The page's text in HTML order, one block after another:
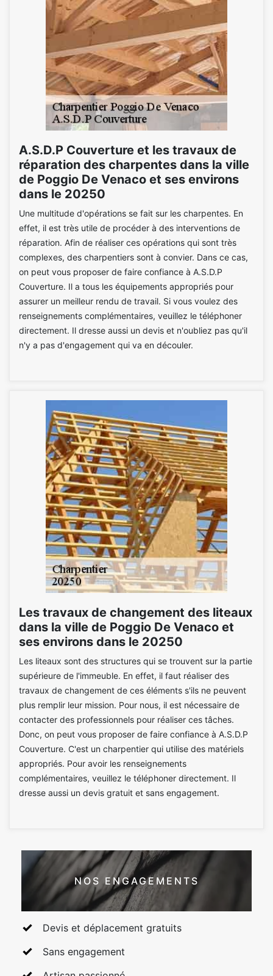
A.S.D.P Couverture et les travaux de
réparation des charpentes dans la ville
de Poggio De Venaco et ses environs
dans le 20250
Une multitude d'opérations se fait sur les charpentes. En
effet, il est très utile de procéder à des interventions de
réparation. Afin de réaliser ces opérations qui sont très
complexes, des charpentiers sont à convier. Dans ce cas,
on peut vous proposer de faire confiance à A.S.D.P
Couverture. Il a tous les équipements appropriés pour
assurer un meilleur rendu de travail. Si vous voulez des
renseignements complémentaires, veuillez le téléphoner
directement. Il dresse aussi un devis et n'oubliez pas qu'il
n'y a pas d'engagement qui va en découler.
Les travaux de changement des liteaux
dans la ville de Poggio De Venaco et
ses environs dans le 20250
Les liteaux sont des structures qui se trouvent sur la partie
supérieure de l'immeuble. En effet, il faut réaliser des
travaux de changement de ces éléments s'ils ne peuvent
plus remplir leur mission. Pour nous, il est nécessaire de
contacter des professionnels pour réaliser ces tâches.
Donc, on peut vous proposer de faire confiance à A.S.D.P
Couverture. C'est un charpentier qui utilise des matériels
appropriés. Pour avoir les renseignements
complémentaires, veuillez le téléphoner directement. Il
dresse aussi un devis gratuit et sans engagement.
NOS ENGAGEMENTS
Devis et déplacement gratuits
Sans engagement